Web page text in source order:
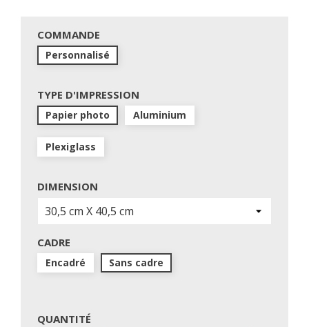
COMMANDE
Personnalisé
TYPE D'IMPRESSION
Papier photo Aluminium
Plexiglass
DIMENSION
CADRE
Encadré Sans cadre
QUANTITÉ